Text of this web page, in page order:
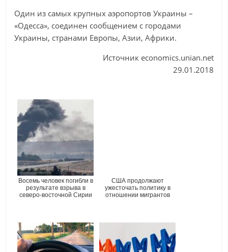
Один из самых крупных аэропортов Украины –
«Одесса», соединен сообщением с городами
Украины, странами Европы, Азии, Африки.
Источник economics.unian.net
29.01.2018
Восемь человек погибли в
результате взрыва в
северо-восточной Сирии
США продолжают
ужесточать политику в
отношении мигрантов